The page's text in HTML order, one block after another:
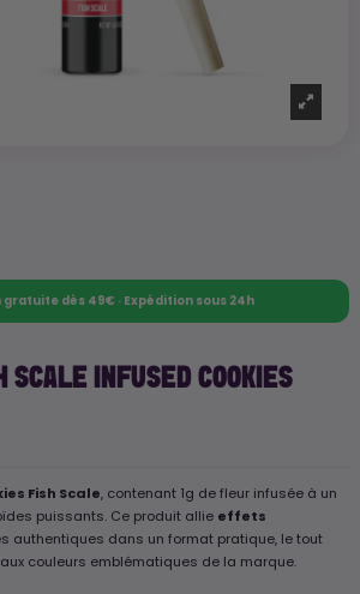
gratuite dès 49€ · Expédition sous 24h
SCALE INFUSED COOKIES
Fish Scale, contenant 1g de fleur infusée à un
puissants. Ce produit allie effets
authentiques dans un format pratique, le tout
couleurs emblématiques de la marque.